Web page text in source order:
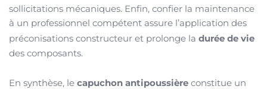
sollicitations mécaniques. Enfin, confier la maintenance
à un professionnel compétent assure l’application des
préconisations constructeur et prolonge la durée de vie
des composants.
En synthèse, le capuchon antipoussière constitue un